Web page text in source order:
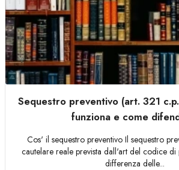
Sequestro preventivo (art. 321
funziona e come
Cos' il sequestro preventivo Il sequestro
cautelare reale prevista dall'art del codice
differenza delle...